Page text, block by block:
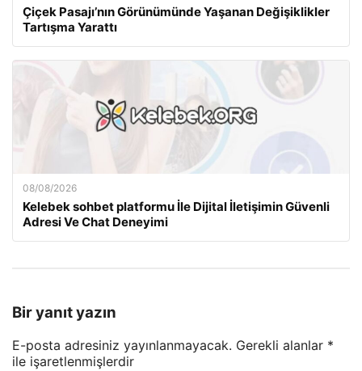
Çiçek Pasajı’nın Görünümünde Yaşanan Değişiklikler
Tartışma Yarattı
08/08/2026
Kelebek sohbet platformu İle Dijital İletişimin Güvenli
Adresi Ve Chat Deneyimi
Bir yanıt yazın
E-posta adresiniz yayınlanmayacak. Gerekli alanlar *
ile işaretlenmişlerdir